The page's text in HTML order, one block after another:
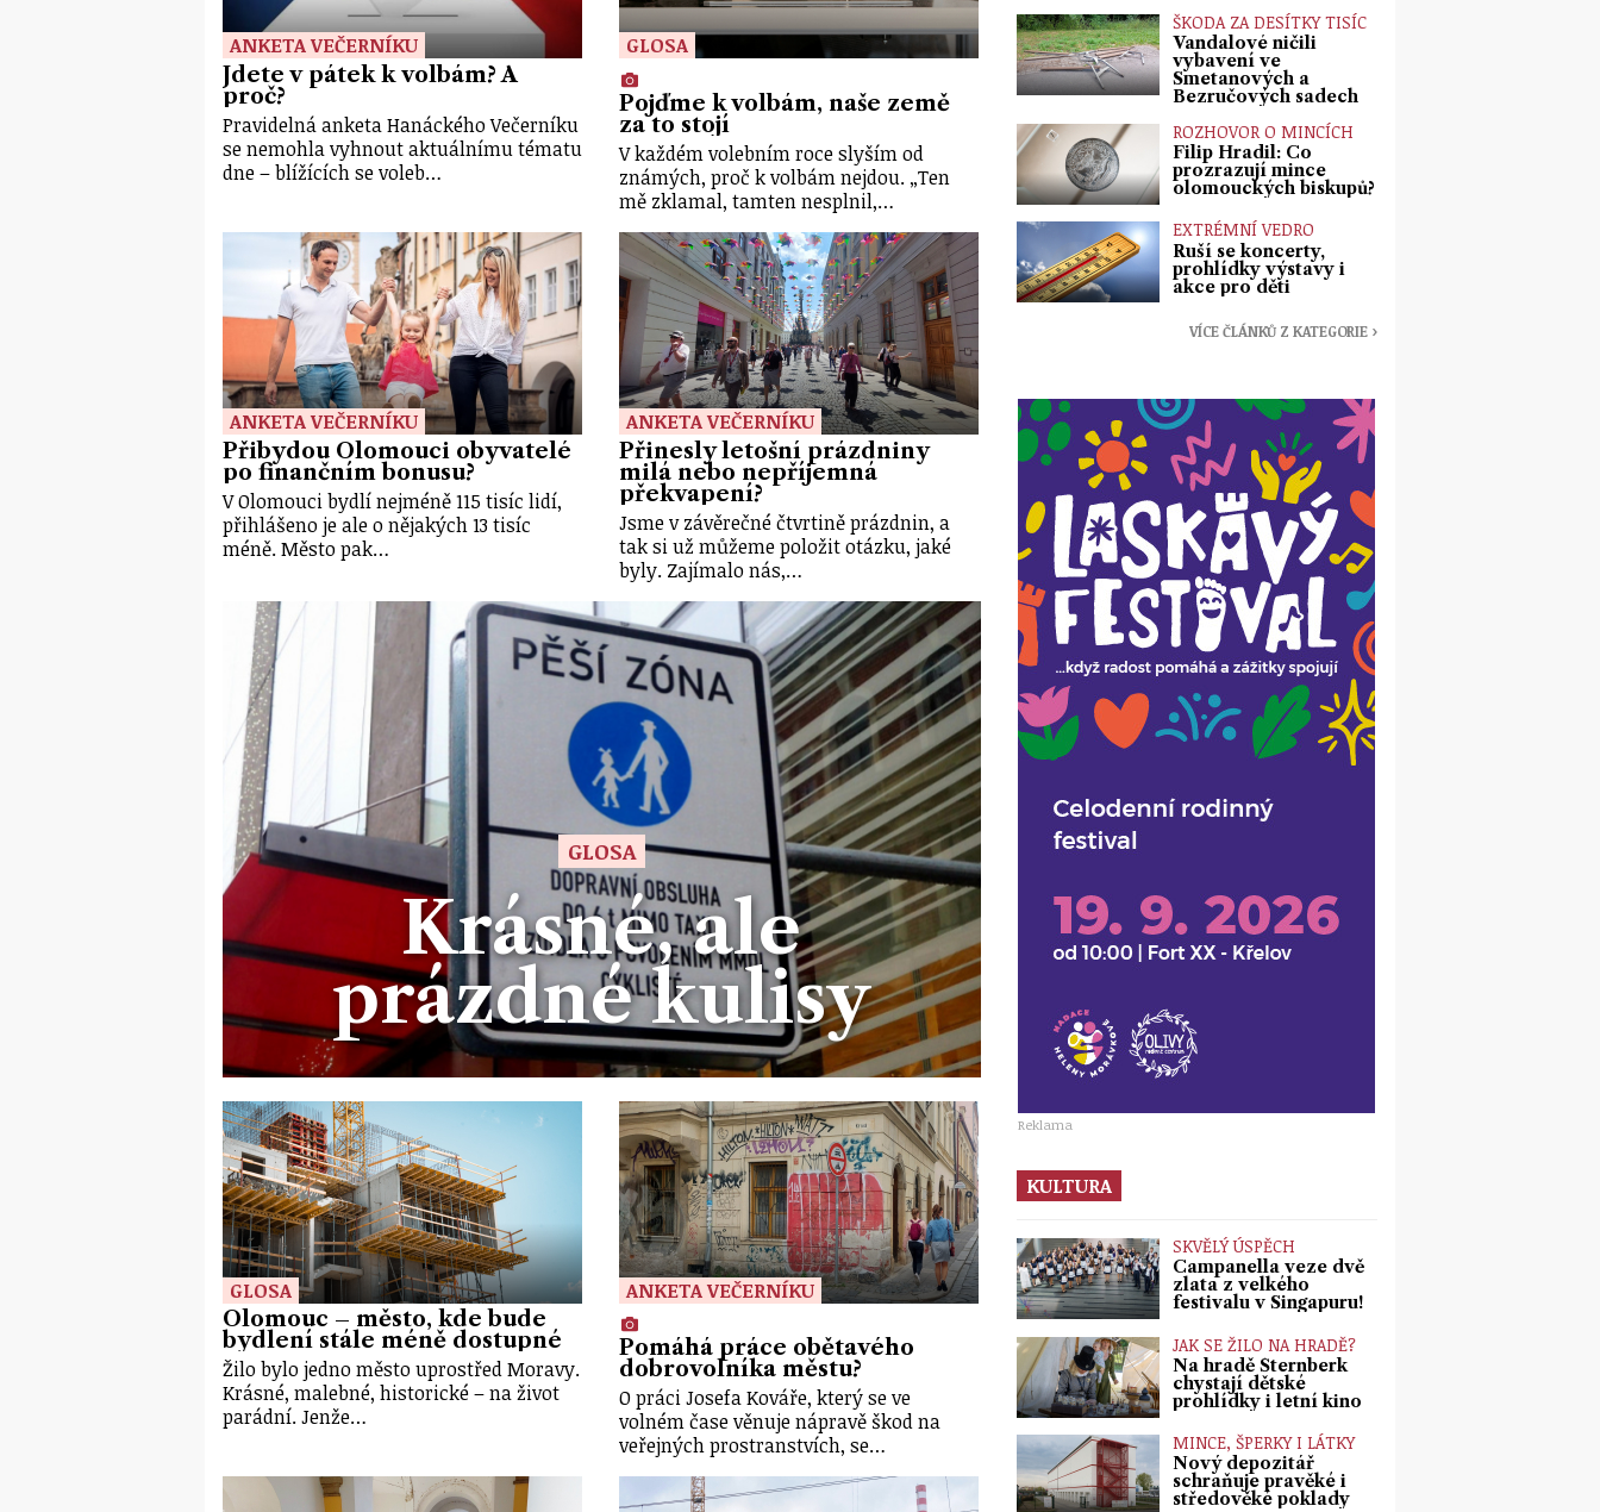
ANKETA VEČERNÍKU
Jdete v pátek k volbám? A
proč?
Pravidelná anketa Hanáckého Večerníku
se nemohla vyhnout aktuálnímu tématu
dne – blížících se voleb…
GLOSA
Pojďme k volbám, naše země
za to stojí
V každém volebním roce slyším od
známých, proč k volbám nejdou. „Ten
mě zklamal, tamten nesplnil,…
ANKETA VEČERNÍKU
Přibydou Olomouci obyvatelé
po finančním bonusu?
V Olomouci bydlí nejméně 115 tisíc lidí,
přihlášeno je ale o nějakých 13 tisíc
méně. Město pak…
ANKETA VEČERNÍKU
Přinesly letošní prázdniny
milá nebo nepříjemná
překvapení?
Jsme v závěrečné čtvrtině prázdnin, a
tak si už můžeme položit otázku, jaké
byly. Zajímalo nás,…
GLOSA
Krásné, ale
prázdné kulisy
GLOSA
Olomouc – město, kde bude
bydlení stále méně dostupné
Žilo bylo jedno město uprostřed Moravy.
Krásné, malebné, historické – na život
parádní. Jenže…
ANKETA VEČERNÍKU
Pomáhá práce obětavého
dobrovolníka městu?
O práci Josefa Kováře, který se ve
volném čase věnuje nápravě škod na
veřejných prostranstvích, se…
ŠKODA ZA DESÍTKY TISÍC
Vandalové ničili
vybavení ve
Smetanových a
Bezručových sadech
ROZHOVOR O MINCÍCH
Filip Hradil: Co
prozrazují mince
olomouckých biskupů?
EXTRÉMNÍ VEDRO
Ruší se koncerty,
prohlídky výstavy i
akce pro děti
VÍCE ČLÁNKŮ Z KATEGORIE ›
Reklama
KULTURA
SKVĚLÝ ÚSPĚCH
Campanella veze dvě
zlata z velkého
festivalu v Singapuru!
JAK SE ŽILO NA HRADĚ?
Na hradě Šternberk
chystají dětské
prohlídky i letní kino
MINCE, ŠPERKY I LÁTKY
Nový depozitář
schraňuje pravěké i
středověké poklady